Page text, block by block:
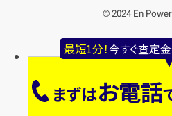
最短1分！今すぐ査定
まずはお電話
© 2024 En